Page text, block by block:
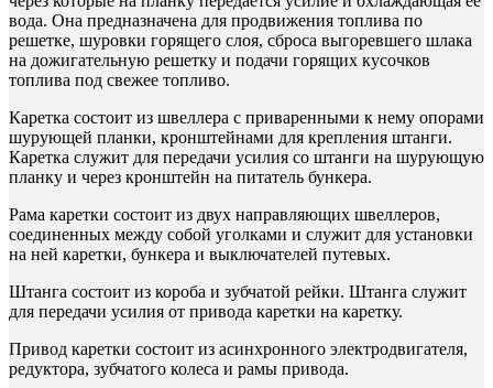
вода. Она предназначена для продвижения топлива по
решетке, шуровки горящего слоя, сброса выгоревшего шлака
на дожигательную решетку и подачи горящих кусочков
топлива под свежее топливо.
Каретка состоит из швеллера с приваренными к нему опорами
шурующей планки, кронштейнами для крепления штанги.
Каретка служит для передачи усилия со штанги на шурующую
планку и через кронштейн на питатель бункера.
Рама каретки состоит из двух направляющих швеллеров,
соединенных между собой уголками и служит для установки
на ней каретки, бункера и выключателей путевых.
Штанга состоит из короба и зубчатой рейки. Штанга служит
для передачи усилия от привода каретки на каретку.
Привод каретки состоит из асинхронного электродвигателя,
редуктора, зубчатого колеса и рамы привода.